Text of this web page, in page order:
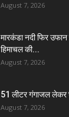
August 7, 2026
मारकंडा नदी फिर
हिमाचल की...
August 7, 2026
51 लीटर गंगाजल लेकर
August 7, 2026